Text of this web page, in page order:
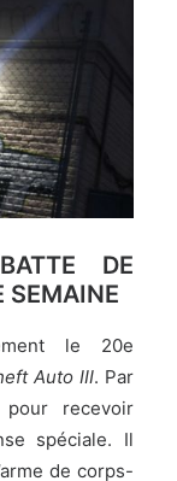
DE
SEMAINE
le 20e
Auto III. Par
pour recevoir
spéciale. Il
de corps-